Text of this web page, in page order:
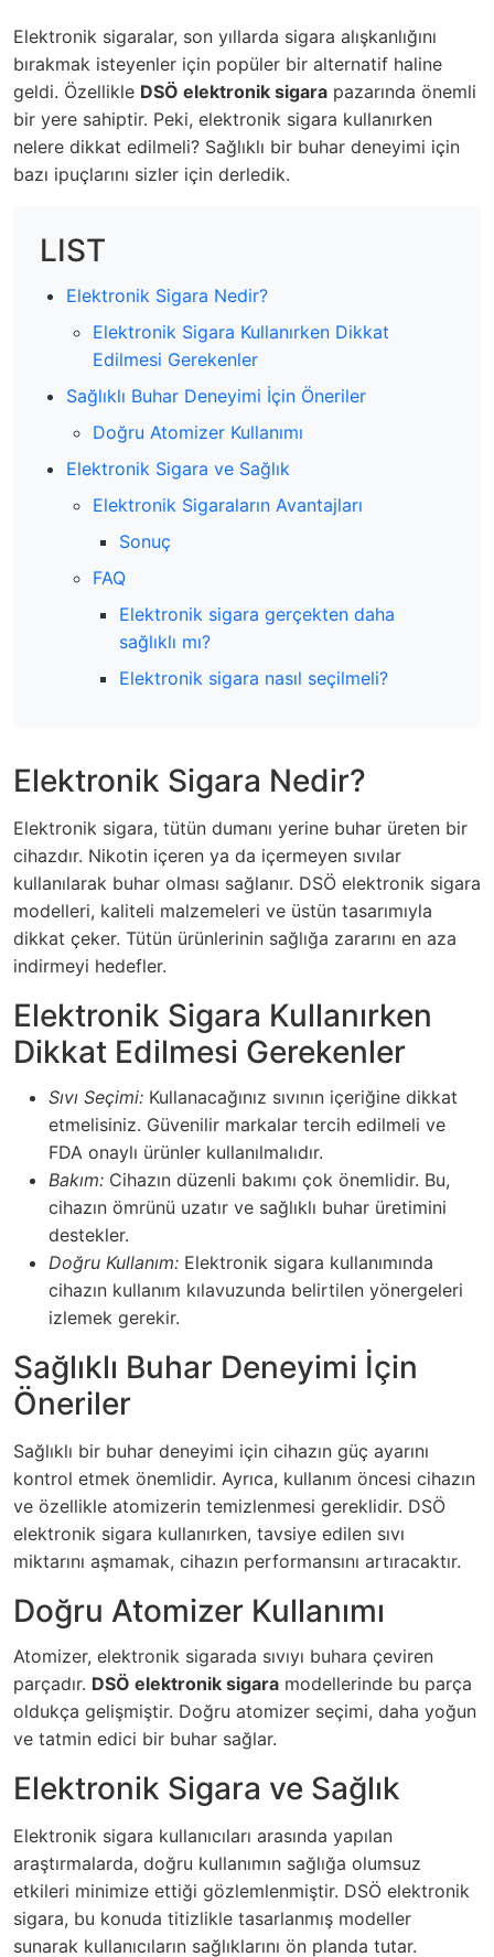
Elektronik sigaralar, son yıllarda sigara alışkanlığını
bırakmak isteyenler için popüler bir alternatif haline
geldi. Özellikle DSÖ elektronik sigara pazarında önemli
bir yere sahiptir. Peki, elektronik sigara kullanırken
nelere dikkat edilmeli? Sağlıklı bir buhar deneyimi için
bazı ipuçlarını sizler için derledik.
LIST
Elektronik Sigara Nedir?
Elektronik Sigara Kullanırken Dikkat
Edilmesi Gerekenler
Sağlıklı Buhar Deneyimi İçin Öneriler
Doğru Atomizer Kullanımı
Elektronik Sigara ve Sağlık
Elektronik Sigaraların Avantajları
Sonuç
FAQ
Elektronik sigara gerçekten daha
sağlıklı mı?
Elektronik sigara nasıl seçilmeli?
Elektronik Sigara Nedir?
Elektronik sigara, tütün dumanı yerine buhar üreten bir
cihazdır. Nikotin içeren ya da içermeyen sıvılar
kullanılarak buhar olması sağlanır. DSÖ elektronik sigara
modelleri, kaliteli malzemeleri ve üstün tasarımıyla
dikkat çeker. Tütün ürünlerinin sağlığa zararını en aza
indirmeyi hedefler.
Elektronik Sigara Kullanırken
Dikkat Edilmesi Gerekenler
Sıvı Seçimi: Kullanacağınız sıvının içeriğine dikkat
etmelisiniz. Güvenilir markalar tercih edilmeli ve
FDA onaylı ürünler kullanılmalıdır.
Bakım: Cihazın düzenli bakımı çok önemlidir. Bu,
cihazın ömrünü uzatır ve sağlıklı buhar üretimini
destekler.
Doğru Kullanım: Elektronik sigara kullanımında
cihazın kullanım kılavuzunda belirtilen yönergeleri
izlemek gerekir.
Sağlıklı Buhar Deneyimi İçin
Öneriler
Sağlıklı bir buhar deneyimi için cihazın güç ayarını
kontrol etmek önemlidir. Ayrıca, kullanım öncesi cihazın
ve özellikle atomizerin temizlenmesi gereklidir. DSÖ
elektronik sigara kullanırken, tavsiye edilen sıvı
miktarını aşmamak, cihazın performansını artıracaktır.
Doğru Atomizer Kullanımı
Atomizer, elektronik sigarada sıvıyı buhara çeviren
parçadır. DSÖ elektronik sigara modellerinde bu parça
oldukça gelişmiştir. Doğru atomizer seçimi, daha yoğun
ve tatmin edici bir buhar sağlar.
Elektronik Sigara ve Sağlık
Elektronik sigara kullanıcıları arasında yapılan
araştırmalarda, doğru kullanımın sağlığa olumsuz
etkileri minimize ettiği gözlemlenmiştir. DSÖ elektronik
sigara, bu konuda titizlikle tasarlanmış modeller
sunarak kullanıcıların sağlıklarını ön planda tutar.